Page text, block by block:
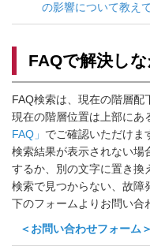
の影響について教え
FAQで解決し
FAQ検索は、現在の階層配
現在の階層位置は上部にあ
FAQ」 でご確認いただけま
検索結果が表示されない場
するか、別の文字に置き換
検索で見つからない、故障
下のフォームよりお問い合
＜お問い合わせフォーム＞